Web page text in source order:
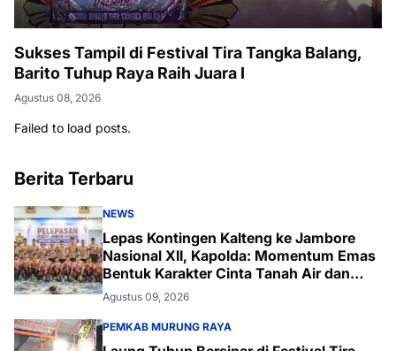
Sukses Tampil di Festival Tira Tangka Balang,
Barito Tuhup Raya Raih Juara I
Agustus 08, 2026
Failed to load posts.
Berita Terbaru
NEWS
Lepas Kontingen Kalteng ke Jambore
Nasional XII, Kapolda: Momentum Emas
Bentuk Karakter Cinta Tanah Air dan
Lingkungan
Agustus 09, 2026
PEMKAB MURUNG RAYA